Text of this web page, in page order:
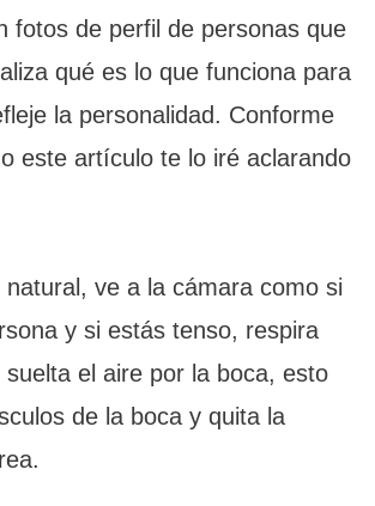
fotos de perfil de personas que
qué es lo que funciona para
la personalidad. Conforme
este artículo te lo iré aclarando
natural, ve a la cámara como si
y si estás tenso, respira
el aire por la boca, esto
de la boca y quita la